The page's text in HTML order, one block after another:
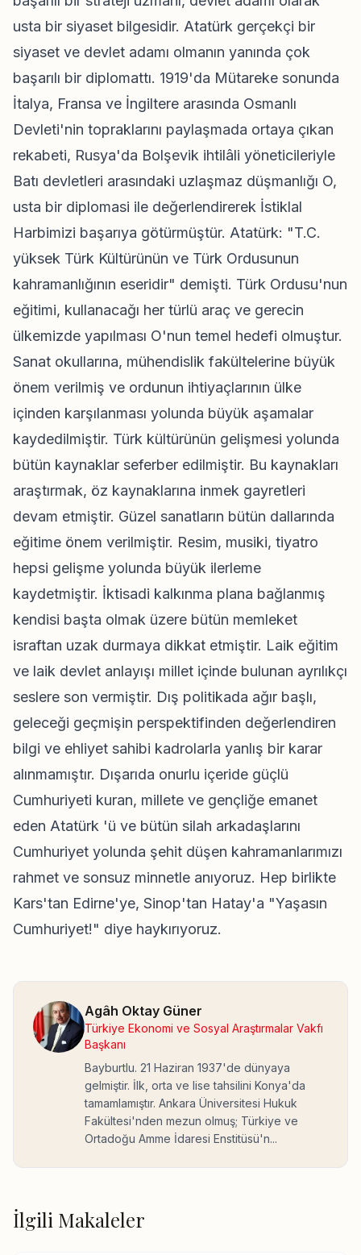
usta bir siyaset bilgesidir. Atatürk gerçekçi bir
siyaset ve devlet adamı olmanın yanında çok
başarılı bir diplomattı. 1919'da Mütareke sonunda
İtalya, Fransa ve İngiltere arasında Osmanlı
Devleti'nin topraklarını paylaşmada ortaya çıkan
rekabeti, Rusya'da Bolşevik ihtilâli yöneticileriyle
Batı devletleri arasındaki uzlaşmaz düşmanlığı O,
usta bir diplomasi ile değerlendirerek İstiklal
Harbimizi başarıya götürmüştür. Atatürk: "T.C.
yüksek Türk Kültürünün ve Türk Ordusunun
kahramanlığının eseridir" demişti. Türk Ordusu'nun
eğitimi, kullanacağı her türlü araç ve gerecin
ülkemizde yapılması O'nun temel hedefi olmuştur.
Sanat okullarına, mühendislik fakültelerine büyük
önem verilmiş ve ordunun ihtiyaçlarının ülke
içinden karşılanması yolunda büyük aşamalar
kaydedilmiştir. Türk kültürünün gelişmesi yolunda
bütün kaynaklar seferber edilmiştir. Bu kaynakları
araştırmak, öz kaynaklarına inmek gayretleri
devam etmiştir. Güzel sanatların bütün dallarında
eğitime önem verilmiştir. Resim, musiki, tiyatro
hepsi gelişme yolunda büyük ilerleme
kaydetmiştir. İktisadi kalkınma plana bağlanmış
kendisi başta olmak üzere bütün memleket
israftan uzak durmaya dikkat etmiştir. Laik eğitim
ve laik devlet anlayışı millet içinde bulunan ayrılıkçı
seslere son vermiştir. Dış politikada ağır başlı,
geleceği geçmişin perspektifinden değerlendiren
bilgi ve ehliyet sahibi kadrolarla yanlış bir karar
alınmamıştır. Dışarıda onurlu içeride güçlü
Cumhuriyeti kuran, millete ve gençliğe emanet
eden Atatürk 'ü ve bütün silah arkadaşlarını
Cumhuriyet yolunda şehit düşen kahramanlarımızı
rahmet ve sonsuz minnetle anıyoruz. Hep birlikte
Kars'tan Edirne'ye, Sinop'tan Hatay'a "Yaşasın
Cumhuriyet!" diye haykırıyoruz.
Agâh Oktay Güner
Türkiye Ekonomi ve Sosyal Araştırmalar Vakfı
Başkanı
Bayburtlu. 21 Haziran 1937'de dünyaya
gelmiştir. İlk, orta ve lise tahsilini Konya'da
tamamlamıştır. Ankara Üniversitesi Hukuk
Fakültesi'nden mezun olmuş; Türkiye ve
Ortadoğu Amme İdaresi Enstitüsü'n...
İlgili Makaleler